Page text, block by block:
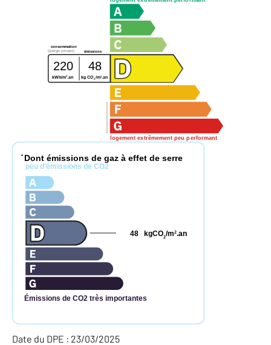
logement extrêmement peu performant
consommation
émissions
(énergie primaire)
220 48
kWh/m2.an kg CO2 /m2 .an
* Dont émissions de gaz à effet de serre
peu d'émissions de CO2
Émissions de CO2 très importantes
kgCO2/m2.an
48
Date du DPE : 23/03/2025